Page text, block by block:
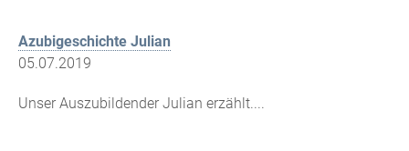
Azubigeschichte Julian
05.07.2019
Unser Auszubildender Julian erzählt....